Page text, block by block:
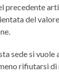
precedente
del
sede si
rifiutarsi